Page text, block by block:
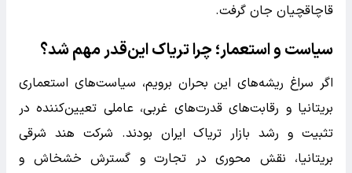
قاچاقچیان جان گرفت.
سیاست و استعمار؛ چرا تریاک این‌قدر مهم شد؟
اگر سراغ ریشه‌های این بحران برویم، سیاست‌های استعماری
بریتانیا و رقابت‌های قدرت‌های غربی، عاملی تعیین‌کننده در
تثبیت و رشد بازار تریاک ایران بودند. شرکت هند شرقی
بریتانیا، نقش محوری در تجارت و گسترش خشخاش و